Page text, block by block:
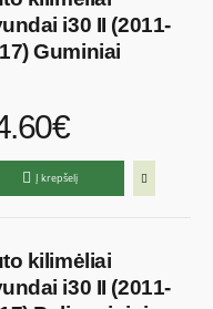
i30 II (2011-
Guminiai
Į krepšelį
kilimėliai
i30 II (2011-